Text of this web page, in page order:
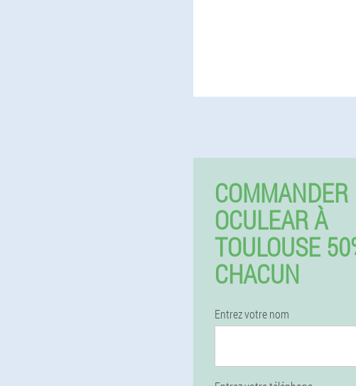
COMMANDER
OCULEAR À
TOULOUSE
CHACUN
Entrez votre nom